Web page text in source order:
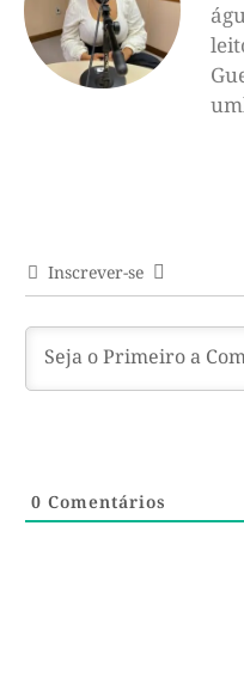
Inscrever-se
0 Comentários